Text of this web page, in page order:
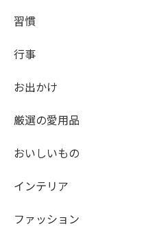
習慣
行事
お出かけ
厳選の愛用品
おいしいもの
インテリア
ファッション